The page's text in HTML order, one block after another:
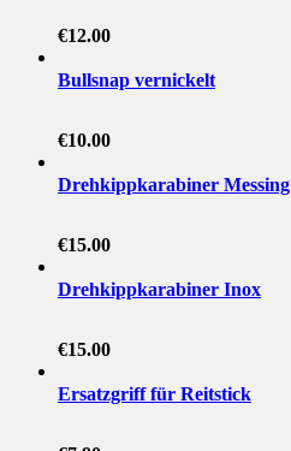
€12.00
Bullsnap vernickelt
€10.00
Drehkippkarabiner Messing
€15.00
Drehkippkarabiner Inox
€15.00
Ersatzgriff für Reitstick